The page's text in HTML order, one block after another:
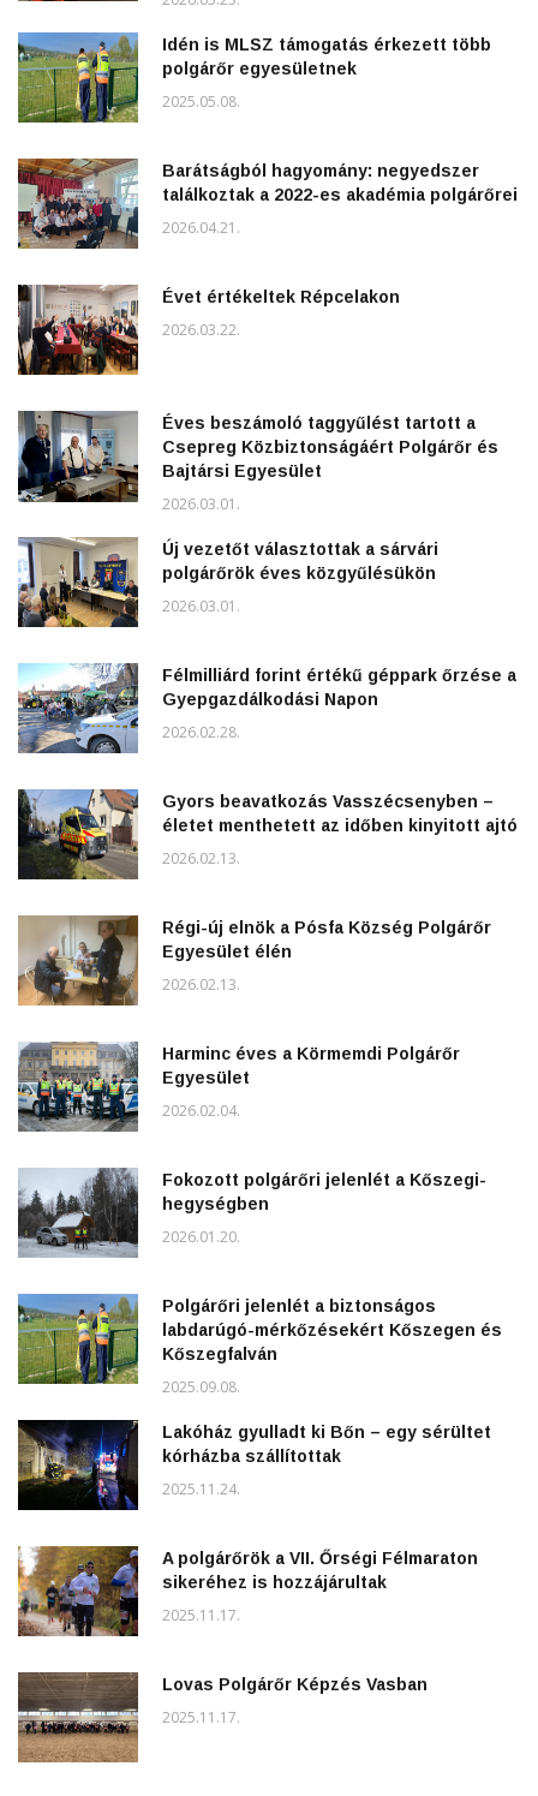
Idén is MLSZ támogatás érkezett több
polgárőr egyesületnek
2025.05.08.
Barátságból hagyomány: negyedszer
találkoztak a 2022-es akadémia polgárőrei
2026.04.21.
Évet értékeltek Répcelakon
2026.03.22.
Éves beszámoló taggyűlést tartott a
Csepreg Közbiztonságáért Polgárőr és
Bajtársi Egyesület
2026.03.01.
Új vezetőt választottak a sárvári
polgárőrök éves közgyűlésükön
2026.03.01.
Félmilliárd forint értékű géppark őrzése a
Gyepgazdálkodási Napon
2026.02.28.
Gyors beavatkozás Vasszécsenyben –
életet menthetett az időben kinyitott ajtó
2026.02.13.
Régi-új elnök a Pósfa Község Polgárőr
Egyesület élén
2026.02.13.
Harminc éves a Körmemdi Polgárőr
Egyesület
2026.02.04.
Fokozott polgárőri jelenlét a Kőszegi-
hegységben
2026.01.20.
Polgárőri jelenlét a biztonságos
labdarúgó-mérkőzésekért Kőszegen és
Kőszegfalván
2025.09.08.
Lakóház gyulladt ki Bőn – egy sérültet
kórházba szállítottak
2025.11.24.
A polgárőrök a VII. Őrségi Félmaraton
sikeréhez is hozzájárultak
2025.11.17.
Lovas Polgárőr Képzés Vasban
2025.11.17.